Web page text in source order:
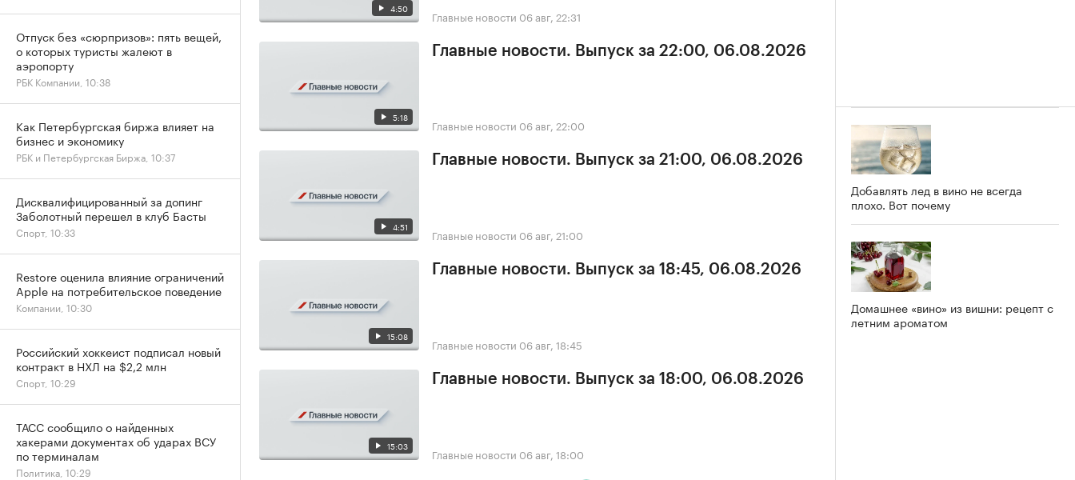
4:50 Главные новости 06 авг, 22:31
5:18
Главные новости. Выпуск за 22:00, 06.08.2026
Главные новости 06 авг, 22:00
4:51
Главные новости. Выпуск за 21:00, 06.08.2026
Главные новости 06 авг, 21:00
15:08
Главные новости. Выпуск за 18:45, 06.08.2026
Главные новости 06 авг, 18:45
15:03
Главные новости. Выпуск за 18:00, 06.08.2026
Главные новости 06 авг, 18:00
Добавлять лед в вино не всегда
плохо. Вот почему
Домашнее «вино» из вишни: рецепт с
летним ароматом
Отпуск без «сюрпризов»: пять вещей,
о которых туристы жалеют в
аэропорту
РБК Компании, 10:38
Как Петербургская биржа влияет на
бизнес и экономику
РБК и Петербургская Биржа, 10:37
Дисквалифицированный за допинг
Заболотный перешел в клуб Басты
Спорт, 10:33
Restore оценила влияние ограничений
Apple на потребительское поведение
Компании, 10:30
Российский хоккеист подписал новый
контракт в НХЛ на $2,2 млн
Спорт, 10:29
ТАСС сообщило о найденных
хакерами документах об ударах ВСУ
по терминалам
Политика, 10:29